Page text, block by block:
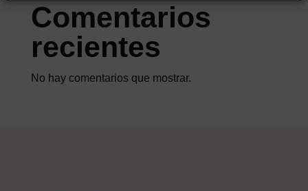
Comentarios
recientes
No hay comentarios que mostrar.